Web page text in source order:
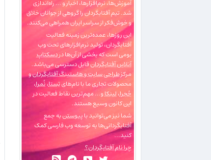
آموزش‌ها، نرم‌افزارها، اخبار و ... راه‌اندازی
شد. تیم آفتابگردان را گروهی از جوانان خلاق
و خوش‌فکر از سراسر ایران همراهی می‌کنند.
این روزها، عمده‌ترین زمینه فعالیت
آفتابگردان، تولید نرم‌افزارهای تحت وب
بومی است که بخشی از آن‌ها دردسکتاپ
آنلاین آفتابگردانقابل دسترسی می‌باشد.
مرکزطراحی سایت و هاستینگ آفتابگردانو
محصولات تجاری ما با نام‌هایتِستا،نُمرا،
حُجرا،لینکاو... مهم‌ترین نقاط فعالیت در
این کانون وسیع هستند.
شما نیز می‌توانید باپیوستنبه جمع
آفتابگردانی‌ها به توسعه وب فارسی کمک
کنید...
چرا نام آفتابگردان؟